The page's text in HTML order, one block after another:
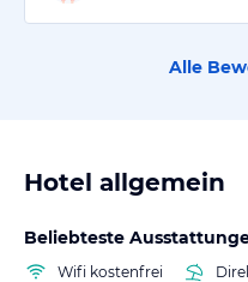
Alle
Hotel allgemein
Beliebteste
Wifi kostenfrei